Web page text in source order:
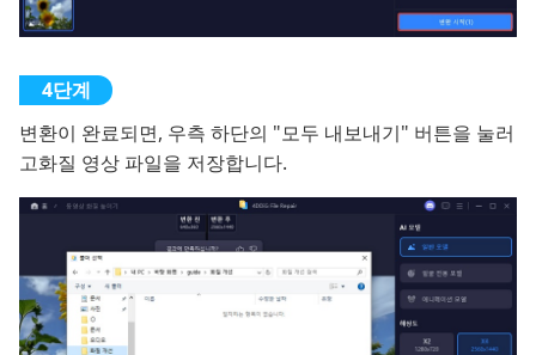
변환이 완료되면, 우측 하단의 "모두 내보내기" 버튼을 눌러
고화질 영상 파일을 저장합니다.